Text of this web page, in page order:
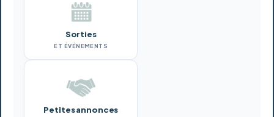
Sorties
ET ÉVÉNEMENTS
Petites annonces